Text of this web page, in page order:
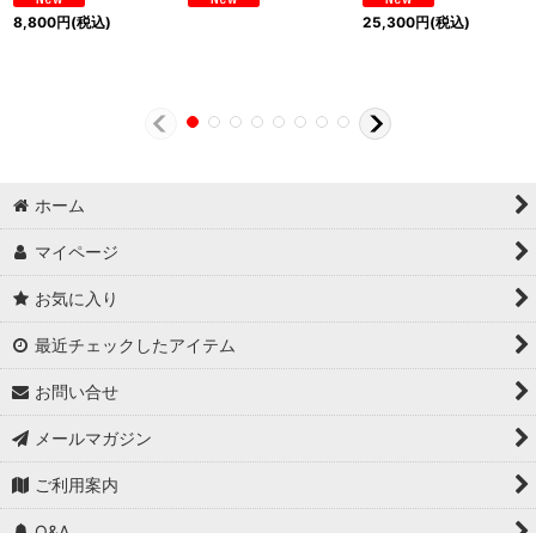
8,800円(税込) 25,300円(税込)
ホーム
マイページ
お気に入り
最近チェックしたアイテム
お問い合せ
メールマガジン
ご利用案内